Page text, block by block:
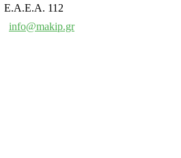
Ε.Α.Ε.Α. 112
info@makip.gr